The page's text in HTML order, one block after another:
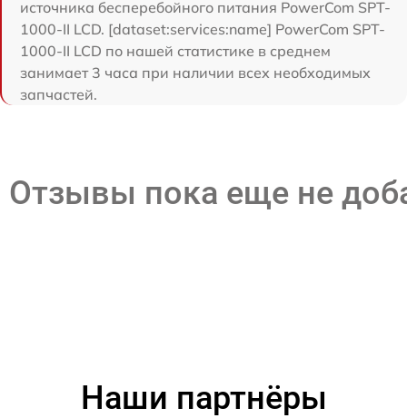
источника бесперебойного питания PowerCom SPT-
1000-II LCD. [dataset:services:name] PowerCom SPT-
1000-II LCD по нашей статистике в среднем
занимает 3 часа при наличии всех необходимых
запчастей.
Отзывы пока еще не
Наши партнёры